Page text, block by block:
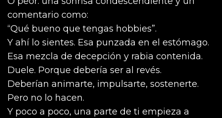
comentario como:
“Qué bueno que tengas hobbies”.
Y ahí lo sientes. Esa punzada en el estómago.
Esa mezcla de decepción y rabia contenida.
Duele. Porque debería ser al revés.
Deberían animarte, impulsarte, sostenerte.
Pero no lo hacen.
Y poco a poco, una parte de ti empieza a